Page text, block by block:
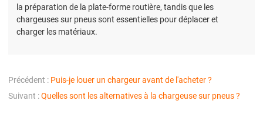
la préparation de la plate-forme routière, tandis que les
chargeuses sur pneus sont essentielles pour déplacer et
charger les matériaux.
Précédent : Puis-je louer un chargeur avant de l'acheter ?
Suivant :Quelles sont les alternatives à la chargeuse sur pneus ?